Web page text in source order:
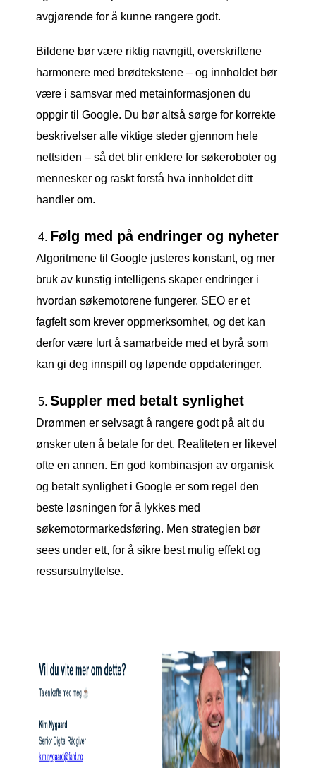
avgjørende for å kunne rangere godt.
Bildene bør være riktig navngitt, overskriftene
harmonere med brødtekstene – og innholdet bør
være i samsvar med metainformasjonen du
oppgir til Google. Du bør altså sørge for korrekte
beskrivelser alle viktige steder gjennom hele
nettsiden – så det blir enklere for søkeroboter og
mennesker og raskt forstå hva innholdet ditt
handler om.
Følg med på endringer og nyheter
Algoritmene til Google justeres konstant, og mer
bruk av kunstig intelligens skaper endringer i
hvordan søkemotorene fungerer. SEO er et
fagfelt som krever oppmerksomhet, og det kan
derfor være lurt å samarbeide med et byrå som
kan gi deg innspill og løpende oppdateringer.
Suppler med betalt synlighet
Drømmen er selvsagt å rangere godt på alt du
ønsker uten å betale for det. Realiteten er likevel
ofte en annen. En god kombinasjon av organisk
og betalt synlighet i Google er som regel den
beste løsningen for å lykkes med
søkemotormarkedsføring. Men strategien bør
sees under ett, for å sikre best mulig effekt og
ressursutnyttelse.